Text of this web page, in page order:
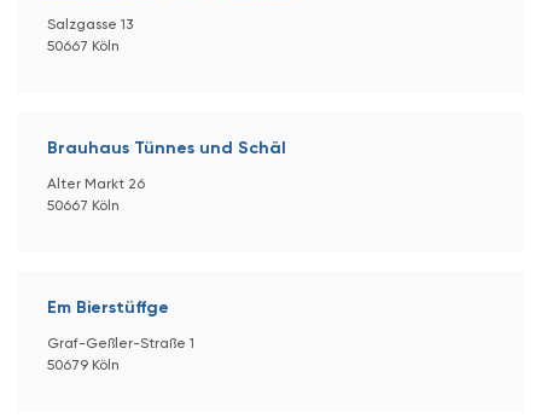
Salzgasse 13
50667 Köln
Brauhaus Tünnes und Schäl
Alter Markt 26
50667 Köln
Em Bierstüffge
Graf-Geßler-Straße 1
50679 Köln